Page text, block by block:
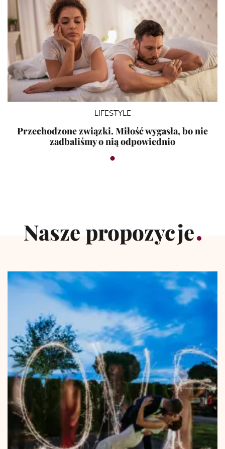
LIFESTYLE
Przechodzone związki. Miłość wygasła, bo nie
zadbaliśmy o nią odpowiednio
Nasze propozycje